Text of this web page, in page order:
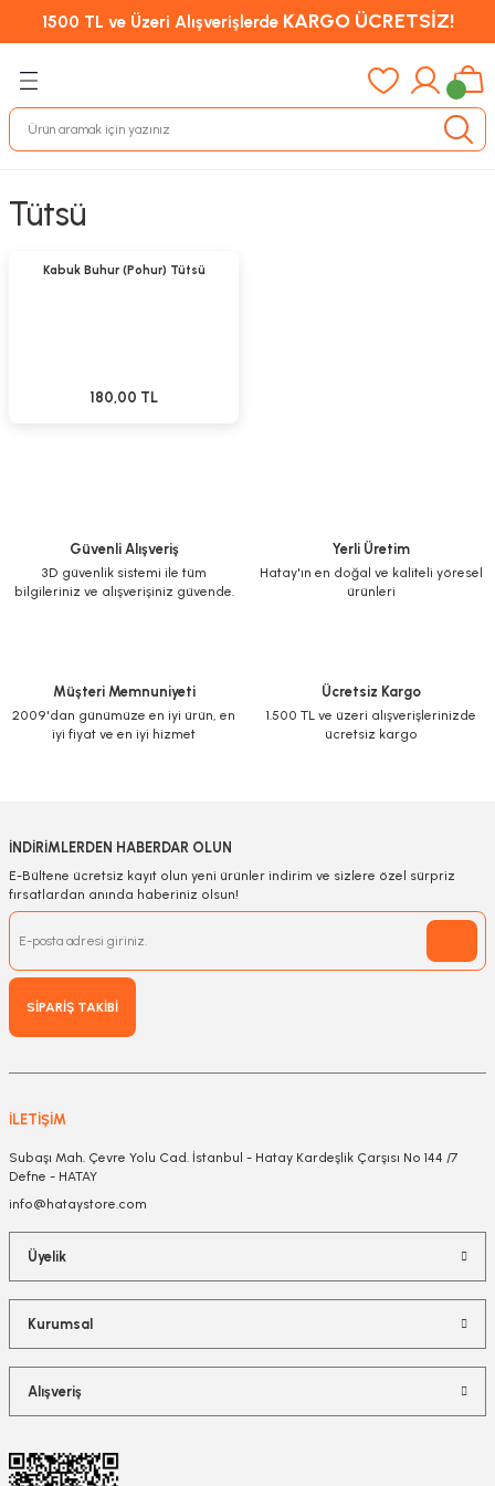
1500 TL ve Üzeri Alışverişlerde KARGO ÜCRETSİZ!
Tütsü
Kabuk Buhur (Pohur) Tütsü
180,00 TL
Güvenli Alışveriş
3D güvenlik sistemi ile tüm
bilgileriniz ve alışverişiniz güvende.
Yerli Üretim
Hatay'ın en doğal ve kaliteli yöresel
ürünleri
Müşteri Memnuniyeti
2009'dan günümüze en iyi ürün, en
iyi fiyat ve en iyi hizmet
Ücretsiz Kargo
1.500 TL ve üzeri alışverişlerinizde
ücretsiz kargo
İNDİRİMLERDEN HABERDAR OLUN
E-Bültene ücretsiz kayıt olun yeni ürünler indirim ve sizlere özel sürpriz
fırsatlardan anında haberiniz olsun!
SİPARİŞ TAKİBİ
İLETİŞİM
Subaşı Mah. Çevre Yolu Cad. İstanbul - Hatay Kardeşlik Çarşısı No 144 /7
Defne - HATAY
info@hataystore.com
Üyelik
Kurumsal
Alışveriş